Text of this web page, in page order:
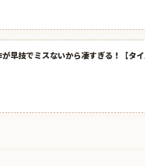
早技でミスないから凄すぎる！【タイ